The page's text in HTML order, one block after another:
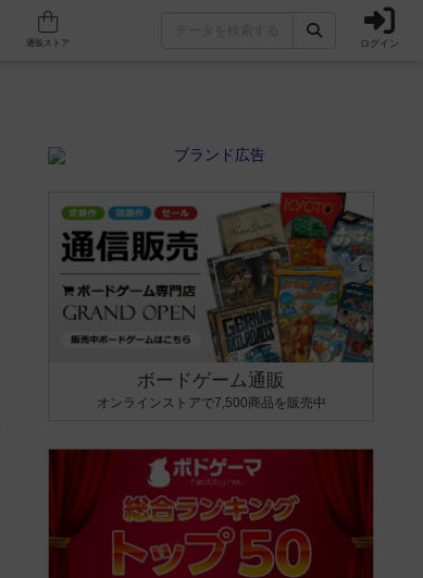
人気ボードゲーム ログイン
ボードゲーム通販
オンラインストアで7,500商品を販売中